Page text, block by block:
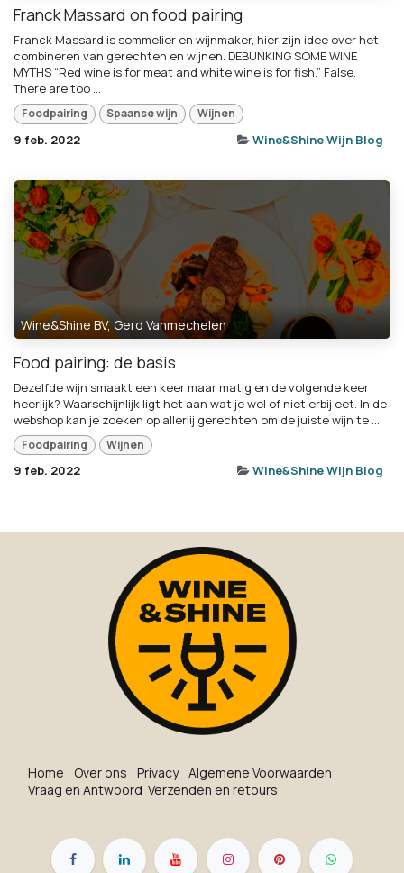
Franck Massard on food pairing
Franck Massard is sommelier en wijnmaker, hier zijn idee over het
combineren van gerechten en wijnen. DEBUNKING SOME WINE
MYTHS “Red wine is for meat and white wine is for fish.” False.
There are too ...
Foodpairing Spaanse wijn Wijnen
9 feb. 2022 Wine&Shine Wijn Blog
Wine&Shine BV, Gerd Vanmechelen
Food pairing: de basis
Dezelfde wijn smaakt een keer maar matig en de volgende keer
heerlijk? Waarschijnlijk ligt het aan wat je wel of niet erbij eet. In de
webshop kan je zoeken op allerlij gerechten om de juiste wijn te ...
Foodpairing Wijnen
9 feb. 2022 Wine&Shine Wijn Blog
Ho​me O​ve​r on​s Privacy Algemene Voorwaarden
Vraag en Antwoord Verzenden en retours